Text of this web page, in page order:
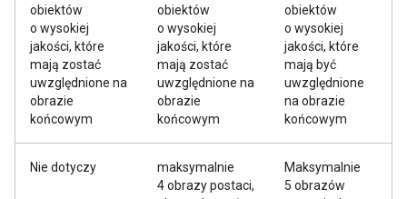
obiektów
o wysokiej
jakości, które
mają zostać
uwzględnione na
obrazie
końcowym
obiektów
o wysokiej
jakości, które
mają zostać
uwzględnione na
obrazie
końcowym
obiektów
o wysokiej
jakości, które
mają być
uwzględnione
na obrazie
końcowym
Nie dotyczy
maksymalnie
4 obrazy postaci,
Maksymalnie
5 obrazów